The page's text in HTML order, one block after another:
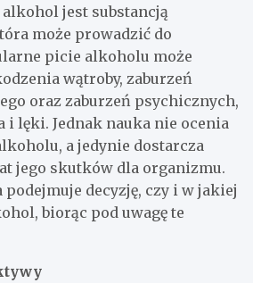
jest substancją
może prowadzić do
picie alkoholu może
wątroby, zaburzeń
oraz zaburzeń psychicznych,
i lęki. Jednak nauka nie ocenia
a jedynie dostarcza
jego skutków dla organizmu.
podejmuje decyzję, czy i w jakiej
biorąc pod uwagę te